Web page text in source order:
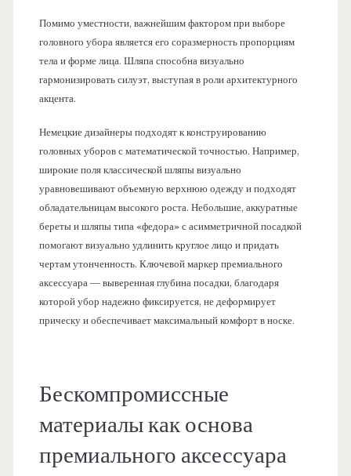
Помимо уместности, важнейшим фактором при выборе
головного убора является его соразмерность пропорциям
тела и форме лица. Шляпа способна визуально
гармонизировать силуэт, выступая в роли архитектурного
акцента.
Немецкие дизайнеры подходят к конструированию
головных уборов с математической точностью. Например,
широкие поля классической шляпы визуально
уравновешивают объемную верхнюю одежду и подходят
обладательницам высокого роста. Небольшие, аккуратные
береты и шляпы типа «федора» с асимметричной посадкой
помогают визуально удлинить круглое лицо и придать
чертам утонченность. Ключевой маркер премиального
аксессуара — выверенная глубина посадки, благодаря
которой убор надежно фиксируется, не деформирует
прическу и обеспечивает максимальный комфорт в носке.
Бескомпромиссные
материалы как основа
премиального аксессуара